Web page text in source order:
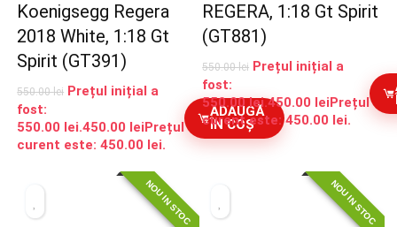
Koenigsegg Regera
2018 White, 1:18 Gt
Spirit (GT391)
550.00lei Prețul inițial a
fost:
550.00 lei.450.00 leiPrețul
curent este: 450.00 lei.
ADAUGĂ
ÎN COȘ
REGERA, 1:18 Gt Spirit
(GT881)
550.00lei Prețul inițial a
fost:
550.00 lei.450.00 leiPrețul
curent este: 450.00 lei.
NOU IN STOC NOU IN STOC